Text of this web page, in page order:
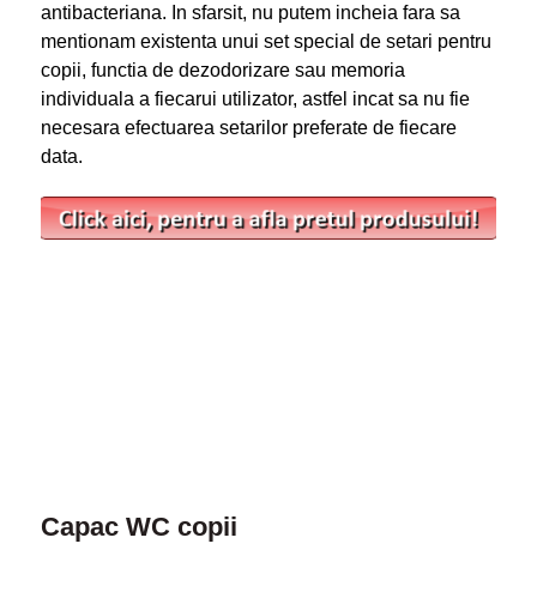
antibacteriana. In sfarsit, nu putem incheia fara sa
mentionam existenta unui set special de setari pentru
copii, functia de dezodorizare sau memoria
individuala a fiecarui utilizator, astfel incat sa nu fie
necesara efectuarea setarilor preferate de fiecare
data.
Capac WC copii